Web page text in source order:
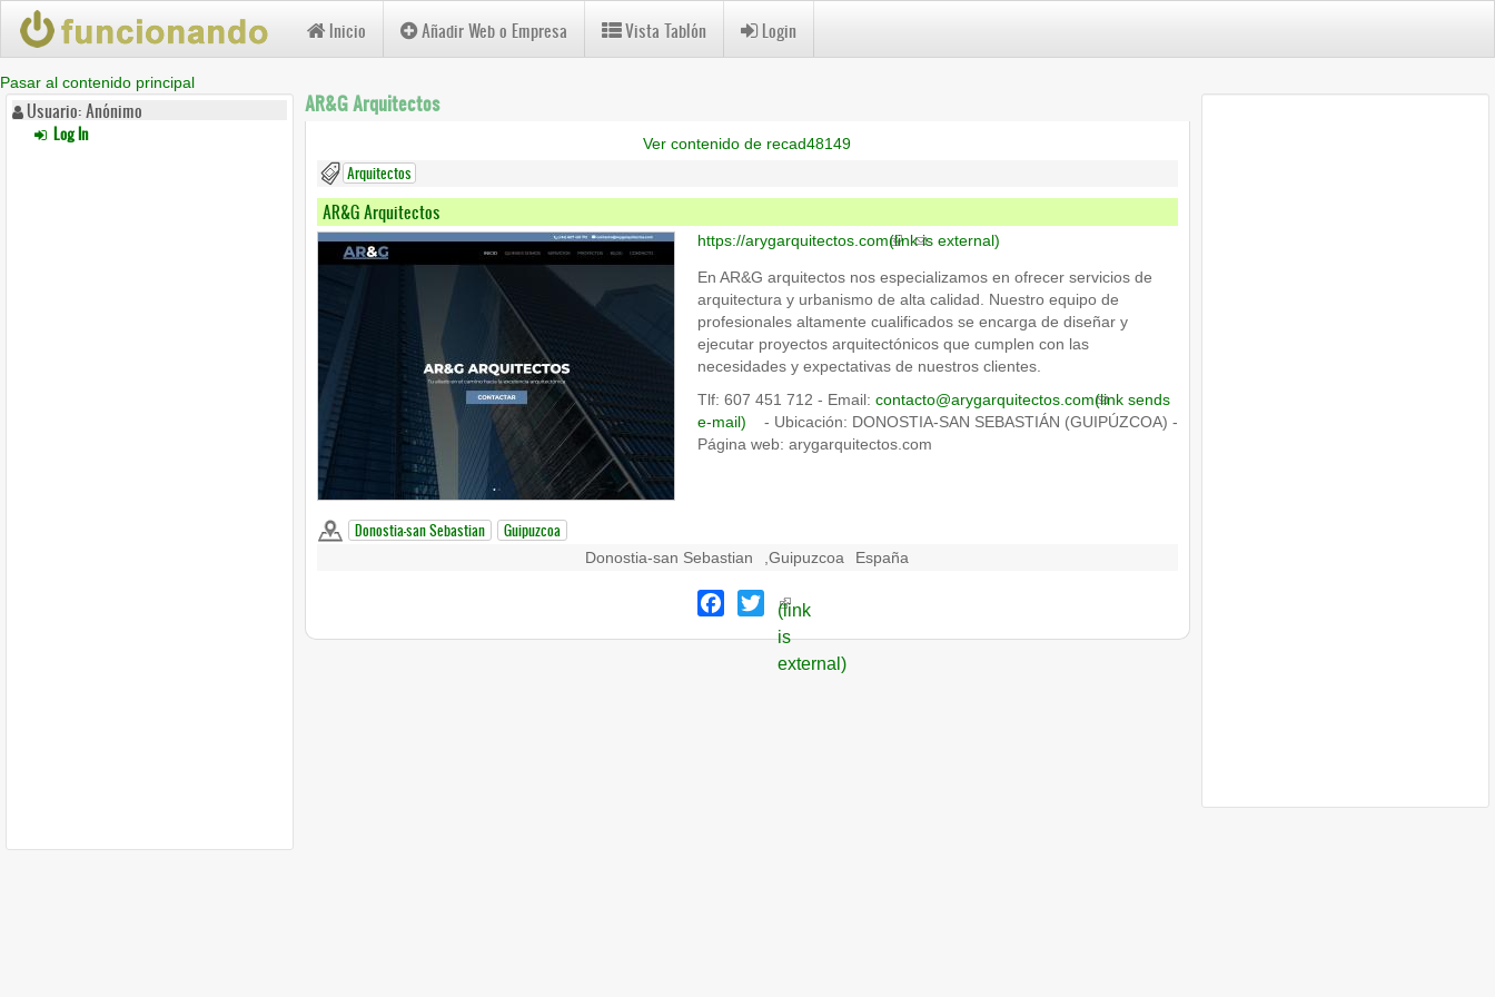
Pasar al contenido principal
Inicio Añadir Web o Empresa Vista Tablón Login
Usuario: Anónimo
Log In
AR&G Arquitectos
Ver contenido de recad48149
Arquitectos
AR&G Arquitectos
https://arygarquitectos.com(link is external)
En AR&G arquitectos nos especializamos en ofrecer servicios de
arquitectura y urbanismo de alta calidad. Nuestro equipo de
profesionales altamente cualificados se encarga de diseñar y
ejecutar proyectos arquitectónicos que cumplen con las
necesidades y expectativas de nuestros clientes.
Tlf: 607 451 712 - Email: contacto@arygarquitectos.com(link sends
e-mail)
- Ubicación: DONOSTIA-SAN SEBASTIÁN (GUIPÚZCOA) -
Página web: arygarquitectos.com
Donostia-san Sebastian Guipuzcoa
Donostia-san Sebastian ,Guipuzcoa España
Facebook
Twitter
(link
is
external)